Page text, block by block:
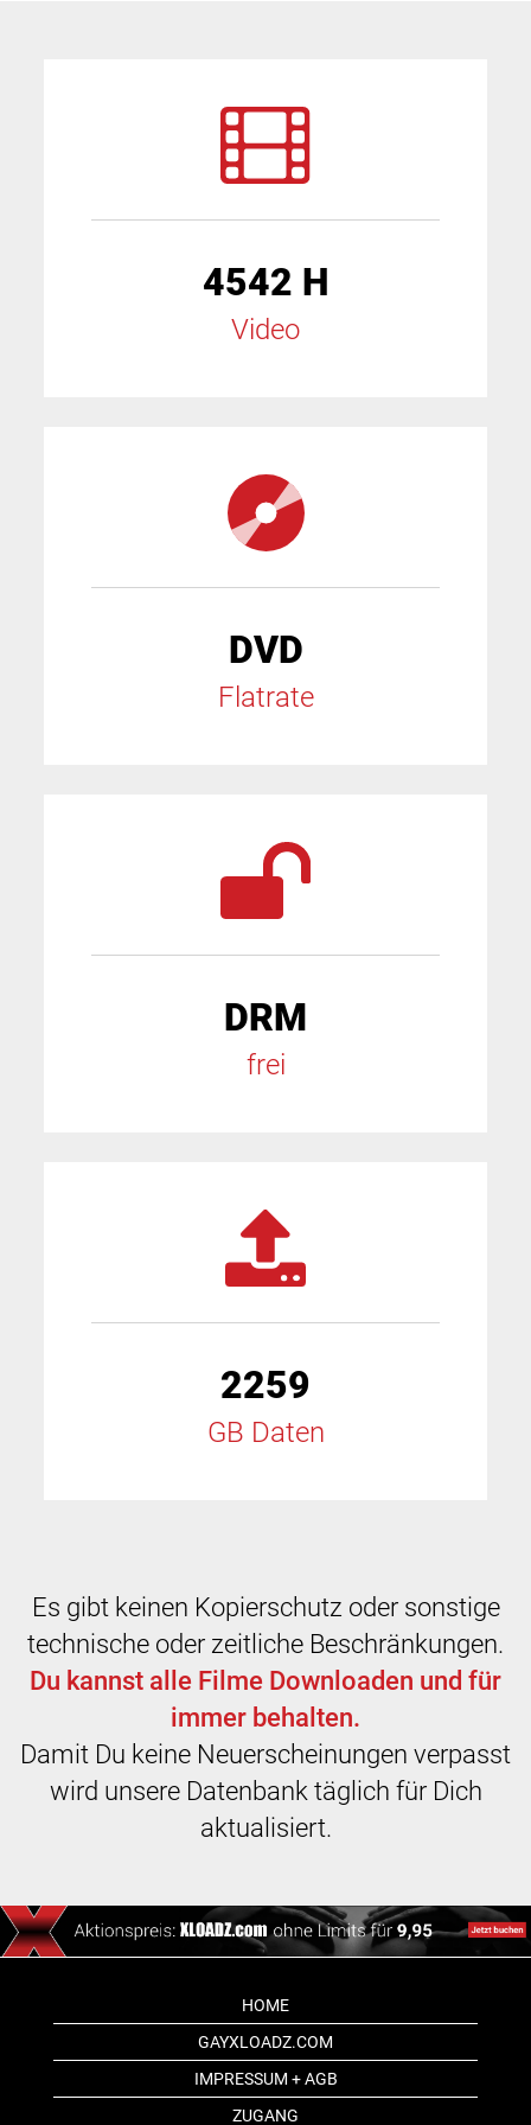
4542 H
Video
DVD
Flatrate
DRM
frei
2259
GB Daten
Es gibt keinen Kopierschutz oder sonstige
technische oder zeitliche Beschränkungen.
Du kannst alle Filme Downloaden und für
immer behalten.
Damit Du keine Neuerscheinungen verpasst
wird unsere Datenbank täglich für Dich
aktualisiert.
HOME
GAYXLOADZ.COM
IMPRESSUM + AGB
ZUGANG